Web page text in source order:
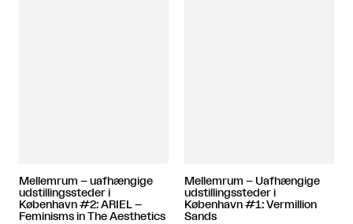
Mellemrum – uafhængige
udstillingssteder i
København #2: ARIEL –
Feminisms in The Aesthetics
Mellemrum – Uafhængige
udstillingssteder i
København #1: Vermillion
Sands